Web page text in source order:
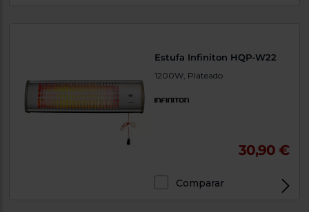
Estufa Infiniton HQP-W22
1200W, Plateado
30,90 €
Comparar